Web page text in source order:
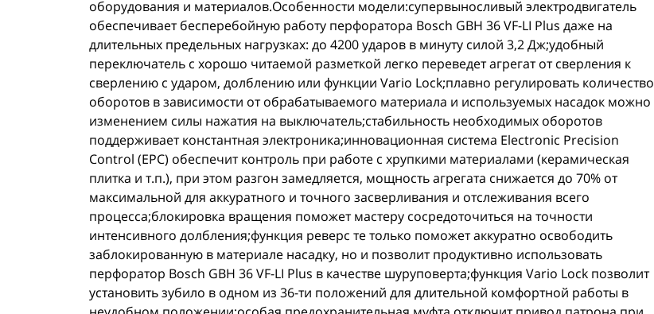
оборудования и материалов.Особенности модели:супервыносливый электродвигатель
обеспечивает бесперебойную работу перфоратора Bosch GBH 36 VF-LI Plus даже на
длительных предельных нагрузках: до 4200 ударов в минуту силой 3,2 Дж;удобный
переключатель с хорошо читаемой разметкой легко переведет агрегат от сверления к
сверлению с ударом, долблению или функции Vario Lock;плавно регулировать количество
оборотов в зависимости от обрабатываемого материала и используемых насадок можно
изменением силы нажатия на выключатель;стабильность необходимых оборотов
поддерживает константная электроника;инновационная система Electronic Precision
Control (EPC) обеспечит контроль при работе с хрупкими материалами (керамическая
плитка и т.п.), при этом разгон замедляется, мощность агрегата снижается до 70% от
максимальной для аккуратного и точного засверливания и отслеживания всего
процесса;блокировка вращения поможет мастеру сосредоточиться на точности
интенсивного долбления;функция реверс те только поможет аккуратно освободить
заблокированную в материале насадку, но и позволит продуктивно использовать
перфоратор Bosch GBH 36 VF-LI Plus в качестве шуруповерта;функция Vario Lock позволит
установить зубило в одном из 36-ти положений для длительной комфортной работы в